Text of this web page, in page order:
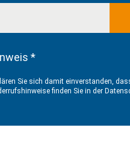
*
Sie sich damit einverstanden,
finden Sie in der